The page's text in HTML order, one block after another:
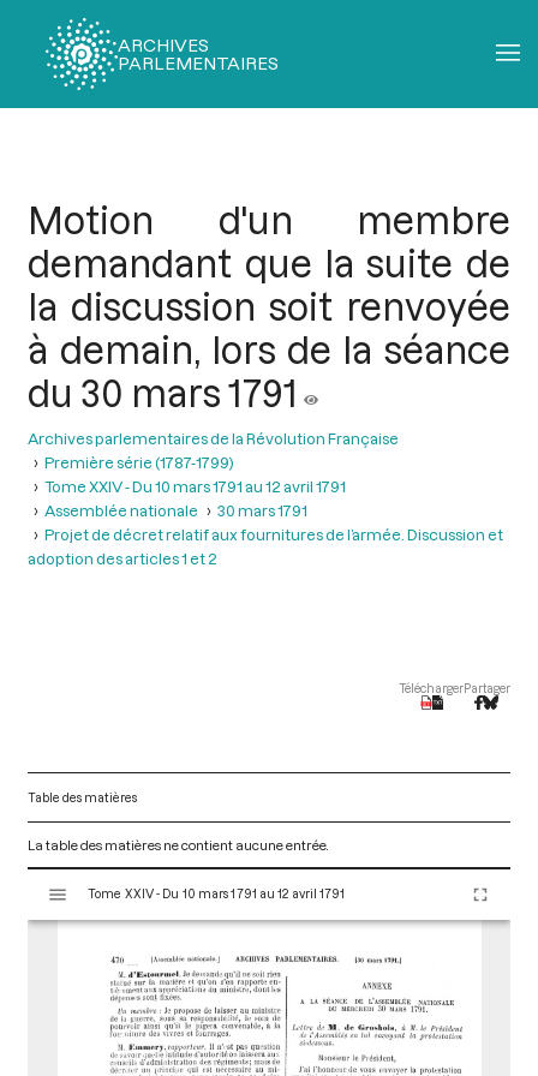
ARCHIVES
PARLEMENTAIRES
Motion d'un membre
demandant que la suite de
la discussion soit renvoyée
à demain, lors de la séance
du 30 mars 1791
Archives parlementaires de la Révolution Française
Première série (1787-1799)
Tome XXIV - Du 10 mars 1791 au 12 avril 1791
Assemblée nationale
30 mars 1791
Projet de décret relatif aux fournitures de l’armée. Discussion et
adoption des articles 1 et 2
TéléchargerPartager
Table des matières
La table des matières ne contient aucune entrée.
s
Tome XXIV - Du 10 mars 1791 au 12 avril 1791